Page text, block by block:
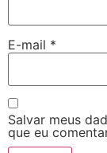
E-mail *
Salvar meus
que eu